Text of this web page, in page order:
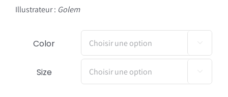
Illustrateur : Golem
Color 
Size 